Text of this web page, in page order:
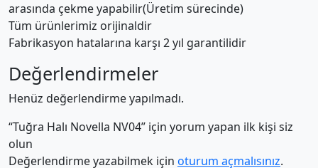
arasında çekme yapabilir(Üretim sürecinde)
Tüm ürünlerimiz orijinaldir
Fabrikasyon hatalarına karşı 2 yıl garantilidir
Değerlendirmeler
Henüz değerlendirme yapılmadı.
“Tuğra Halı Novella NV04” için yorum yapan ilk kişi siz
olun
Değerlendirme yazabilmek için oturum açmalısınız.